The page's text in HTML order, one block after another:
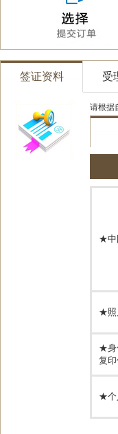
签证资料 受
请根据
★中
★照
★身
复印
★个